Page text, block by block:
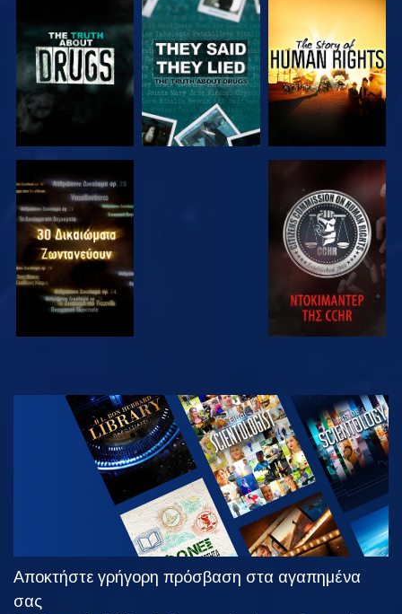
ΠΑΡΑΚΟΛΟΥΘΗΣΤΕ ΠΑΡΑΚΟΛΟΥΘΗΣΤΕ ΠΑΡΑΚΟΛΟΥΘΗΣΤΕ
ΠΑΡΑΚΟΛΟΥΘΗΣΤΕ ΠΑΡΑΚΟΛΟΥΘΗΣΤΕ
ΠΑΡΑΚΟΛΟΥΘΗΣΤΕ
ΕΞΕΡΕΥΝΗΣΤΕ
ΤΗ ΣΕΙΡΑ
Αποκτήστε γρήγορη πρόσβαση στα αγαπημένα
σας